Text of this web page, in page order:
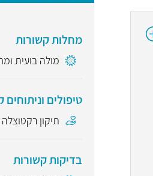
מחלות קשורות
מולה בועית
טיפולים וניתוחים
תיקון רקטוצלה
בדיקות קשורות